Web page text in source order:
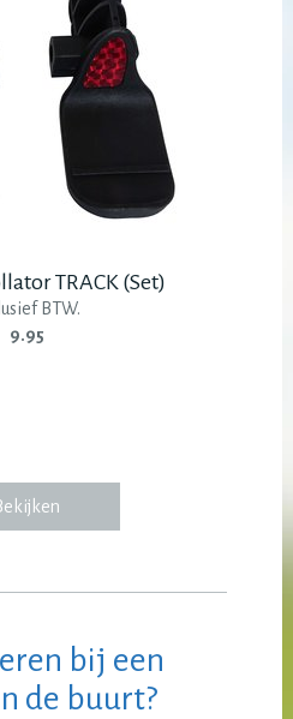
TRACK (Set)
BTW.
9.95
bij een
de buurt?